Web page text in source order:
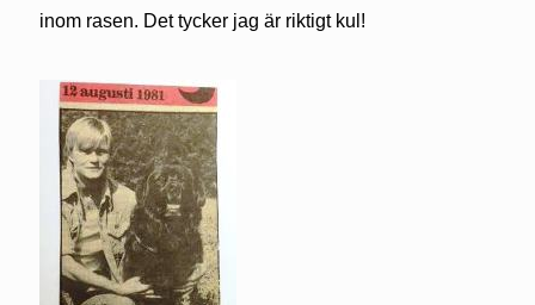
inom rasen. Det tycker jag är riktigt kul!